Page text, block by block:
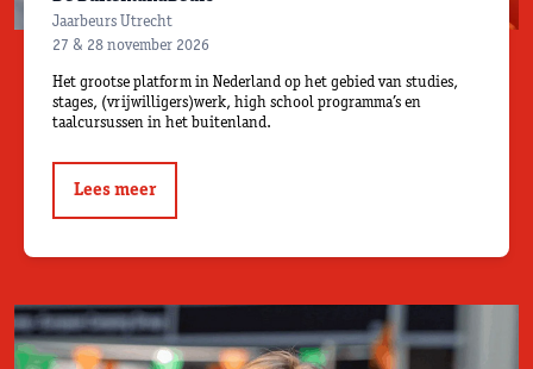
Jaarbeurs Utrecht
27 & 28 november 2026
Het grootse platform in Nederland op het gebied van studies,
stages, (vrijwilligers)werk, high school programma’s en
taalcursussen in het buitenland.
Lees meer